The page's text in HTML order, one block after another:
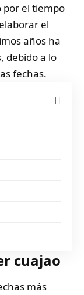
por el tiempo
el
años ha
debido a lo
fechas.
cuajao
más